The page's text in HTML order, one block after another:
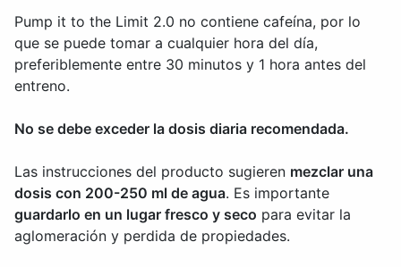
Pump it to the Limit 2.0 no contiene cafeína, por lo
que se puede tomar a cualquier hora del día,
preferiblemente entre 30 minutos y 1 hora antes del
entreno.
No se debe exceder la dosis diaria recomendada.
Las instrucciones del producto sugieren mezclar una
dosis con 200-250 ml de agua. Es importante
guardarlo en un lugar fresco y seco para evitar la
aglomeración y perdida de propiedades.